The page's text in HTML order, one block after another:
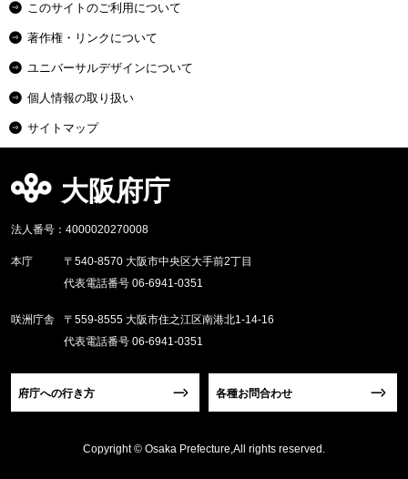
このサイトのご利用について
著作権・リンクについて
ユニバーサルデザインについて
個人情報の取り扱い
サイトマップ
大阪府庁
法人番号：4000020270008
本庁
〒540-8570 大阪市中央区大手前2丁目
代表電話番号 06-6941-0351
咲洲庁舎
〒559-8555 大阪市住之江区南港北1-14-16
代表電話番号 06-6941-0351
府庁への行き方 各種お問合わせ
Copyright © Osaka Prefecture,All rights reserved.